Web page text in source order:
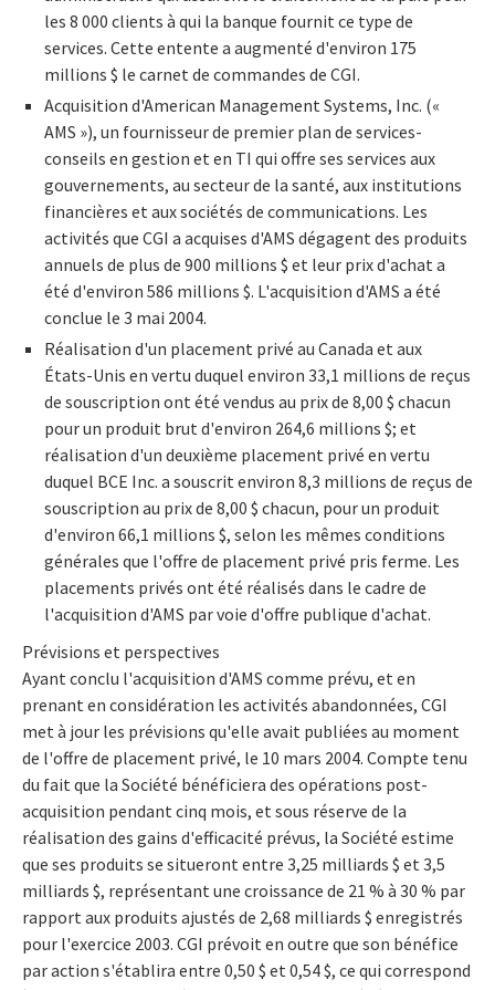
les 8 000 clients à qui la banque fournit ce type de
services. Cette entente a augmenté d'environ 175
millions $ le carnet de commandes de CGI.
Acquisition d'American Management Systems, Inc. («
AMS »), un fournisseur de premier plan de services-
conseils en gestion et en TI qui offre ses services aux
gouvernements, au secteur de la santé, aux institutions
financières et aux sociétés de communications. Les
activités que CGI a acquises d'AMS dégagent des produits
annuels de plus de 900 millions $ et leur prix d'achat a
été d'environ 586 millions $. L'acquisition d'AMS a été
conclue le 3 mai 2004.
Réalisation d'un placement privé au Canada et aux
États-Unis en vertu duquel environ 33,1 millions de reçus
de souscription ont été vendus au prix de 8,00 $ chacun
pour un produit brut d'environ 264,6 millions $; et
réalisation d'un deuxième placement privé en vertu
duquel BCE Inc. a souscrit environ 8,3 millions de reçus de
souscription au prix de 8,00 $ chacun, pour un produit
d'environ 66,1 millions $, selon les mêmes conditions
générales que l'offre de placement privé pris ferme. Les
placements privés ont été réalisés dans le cadre de
l'acquisition d'AMS par voie d'offre publique d'achat.
Prévisions et perspectives
Ayant conclu l'acquisition d'AMS comme prévu, et en
prenant en considération les activités abandonnées, CGI
met à jour les prévisions qu'elle avait publiées au moment
de l'offre de placement privé, le 10 mars 2004. Compte tenu
du fait que la Société bénéficiera des opérations post-
acquisition pendant cinq mois, et sous réserve de la
réalisation des gains d'efficacité prévus, la Société estime
que ses produits se situeront entre 3,25 milliards $ et 3,5
milliards $, représentant une croissance de 21 % à 30 % par
rapport aux produits ajustés de 2,68 milliards $ enregistrés
pour l'exercice 2003. CGI prévoit en outre que son bénéfice
par action s'établira entre 0,50 $ et 0,54 $, ce qui correspond